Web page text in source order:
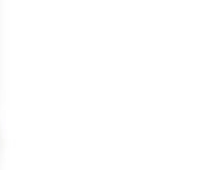
favoritter